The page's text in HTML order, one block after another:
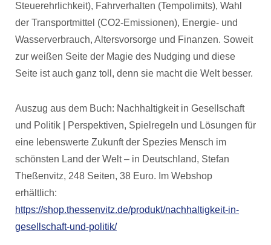
Steuerehrlichkeit), Fahrverhalten (Tempolimits), Wahl
der Transportmittel (CO2-Emissionen), Energie- und
Wasserverbrauch, Altersvorsorge und Finanzen. Soweit
zur weißen Seite der Magie des Nudging und diese
Seite ist auch ganz toll, denn sie macht die Welt besser.
Auszug aus dem Buch: Nachhaltigkeit in Gesellschaft
und Politik | Perspektiven, Spielregeln und Lösungen für
eine lebenswerte Zukunft der Spezies Mensch im
schönsten Land der Welt – in Deutschland, Stefan
Theßenvitz, 248 Seiten, 38 Euro. Im Webshop
erhältlich:
https://shop.thessenvitz.de/produkt/nachhaltigkeit-in-
gesellschaft-und-politik/